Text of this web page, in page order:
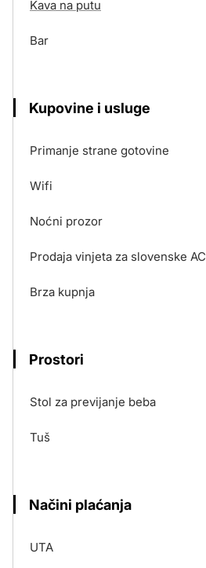
Kava na putu
Bar
Kupovine i usluge
Primanje strane gotovine
Wifi
Noćni prozor
Prodaja vinjeta za slovenske AC
Brza kupnja
Prostori
Stol za previjanje beba
Tuš
Načini plaćanja
UTA